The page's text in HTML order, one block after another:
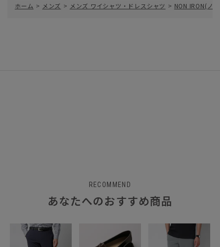
ホーム > メンズ > メンズ ワイシャツ・ドレスシャツ > NON IRON(ノ
RECOMMEND
あなたへのおすすめ商品